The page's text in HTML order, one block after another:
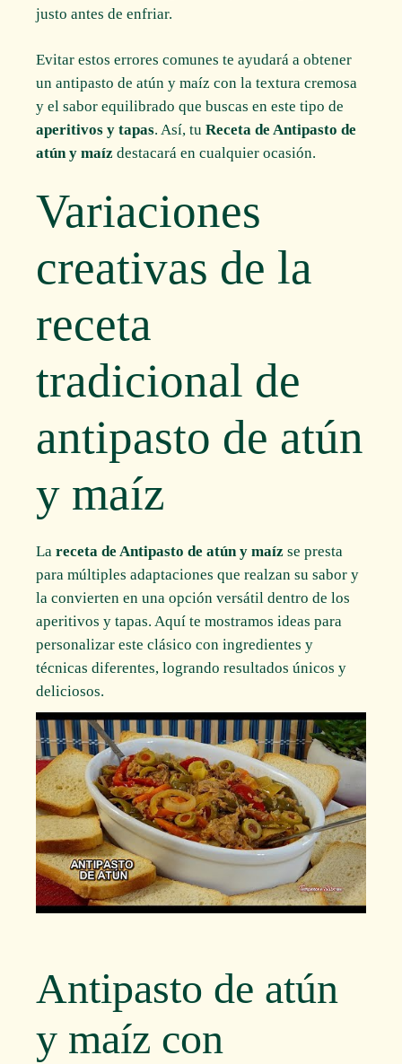
justo antes de enfriar.
Evitar estos errores comunes te ayudará a obtener
un antipasto de atún y maíz con la textura cremosa
y el sabor equilibrado que buscas en este tipo de
aperitivos y tapas. Así, tuReceta de Antipasto de
atún y maíz destacará en cualquier ocasión.
Variaciones
creativas de la
receta
tradicional de
antipasto de atún
y maíz
Lareceta de Antipasto de atún y maíz se presta
para múltiples adaptaciones que realzan su sabor y
la convierten en una opción versátil dentro de los
aperitivos y tapas. Aquí te mostramos ideas para
personalizar este clásico con ingredientes y
técnicas diferentes, logrando resultados únicos y
deliciosos.
Antipasto de atún
y maíz con